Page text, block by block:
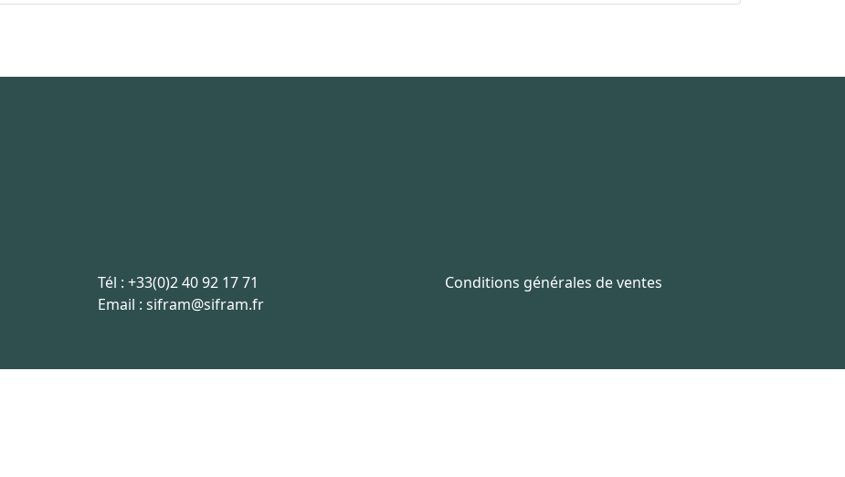
Tél : +33(0)2 40 92 17 71
Email : sifram@sifram.fr
Conditions générales de ventes